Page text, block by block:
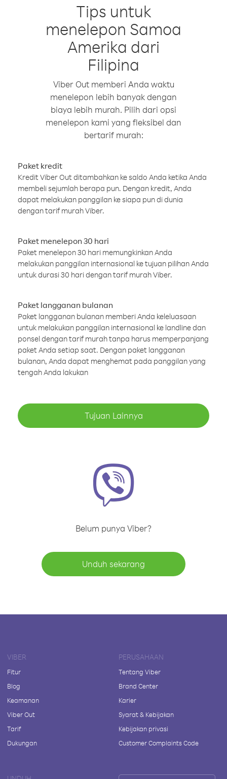
Tips untuk
menelepon Samoa
Amerika dari
Filipina
Viber Out memberi Anda waktu
menelepon lebih banyak dengan
biaya lebih murah. Pilih dari opsi
menelepon kami yang fleksibel dan
bertarif murah:
Paket kredit
Kredit Viber Out ditambahkan ke saldo Anda ketika Anda
membeli sejumlah berapa pun. Dengan kredit, Anda
dapat melakukan panggilan ke siapa pun di dunia
dengan tarif murah Viber.
Paket menelepon 30 hari
Paket menelepon 30 hari memungkinkan Anda
melakukan panggilan internasional ke tujuan pilihan Anda
untuk durasi 30 hari dengan tarif murah Viber.
Paket langganan bulanan
Paket langganan bulanan memberi Anda keleluasaan
untuk melakukan panggilan internasional ke landline dan
ponsel dengan tarif murah tanpa harus memperpanjang
paket Anda setiap saat. Dengan paket langganan
bulanan, Anda dapat menghemat pada panggilan yang
tengah Anda lakukan
Tujuan Lainnya
Belum punya Viber?
Unduh sekarang
VIBER
Fitur
Blog
Keamanan
Viber Out
Tarif
Dukungan
PERUSAHAAN
Tentang Viber
Brand Center
Karier
Syarat & Kebijakan
Kebijakan privasi
Customer Complaints Code